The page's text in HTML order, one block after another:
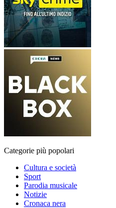
Categorie più popolari
Cultura e società
Sport
Parodia musicale
Notizie
Cronaca nera